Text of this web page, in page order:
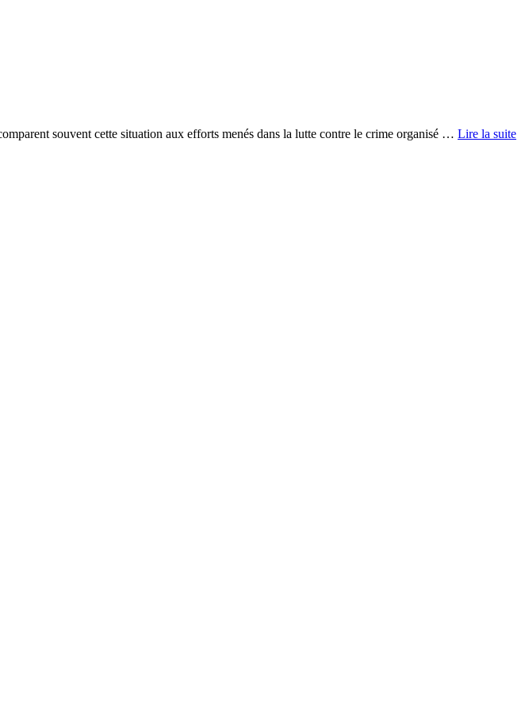
souvent cette situation aux efforts menés dans la lutte contre le crime organisé … Lire la suite